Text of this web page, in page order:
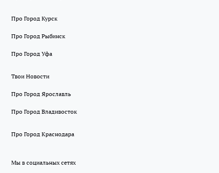
Про Город Курск
Про Город Рыбинск
Про Город Уфа
Твои Новости
Про Город Ярославль
Про Город Владивосток
Про Город Краснодара
Мы в социальных сетях